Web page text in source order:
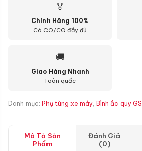
🏅
Chính Hãng 100%
Có CO/CQ đầy đủ
🚚
Giao Hàng Nhanh
Toàn quốc
Danh mục: Phụ tùng xe máy, Bình ắc quy GS
Mô Tả Sản
Phẩm
Đánh Giá
(0)